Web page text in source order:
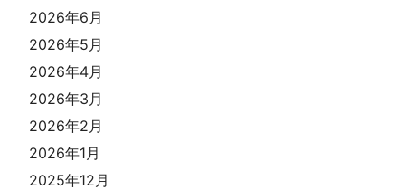
2026年6月
2026年5月
2026年4月
2026年3月
2026年2月
2026年1月
2025年12月